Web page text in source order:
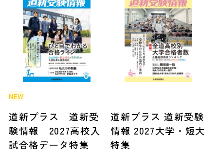
NEW
道新プラス 道新受
験情報 2027高校入
試合格データ特集
道新プラス 道新受験
情報 2027大学・短大
特集